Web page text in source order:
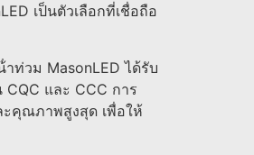
เป็นตัวเลือกที่เชื่อถือ
ท่วม MasonLED ได้รับ
และ CCC การ
ะคุณภาพสูงสุด เพื่อให้